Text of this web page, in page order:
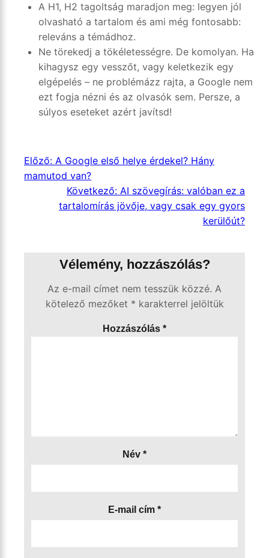
A H1, H2 tagoltság maradjon meg: legyen jól
olvasható a tartalom és ami még fontosabb:
releváns a témádhoz.
Ne törekedj a tökéletességre. De komolyan. Ha
kihagysz egy vesszőt, vagy keletkezik egy
elgépelés – ne problémázz rajta, a Google nem
ezt fogja nézni és az olvasók sem. Persze, a
súlyos eseteket azért javítsd!
Előző: A Google első helye érdekel? Hány
mamutod van?
Következő: AI szövegírás: valóban ez a
tartalomírás jövője, vagy csak egy gyors
kerülőút?
Vélemény, hozzászólás?
Az e-mail címet nem tesszük közzé. A
kötelező mezőket * karakterrel jelöltük
Hozzászólás *
Név *
E-mail cím *